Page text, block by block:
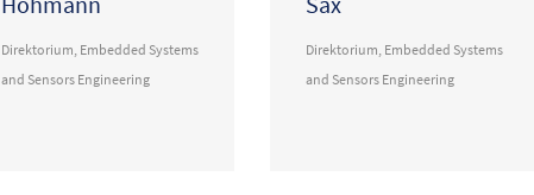
Direktorium, Embedded Systems
and Sensors Engineering
Direktorium, Embedded Systems
and Sensors Engineering